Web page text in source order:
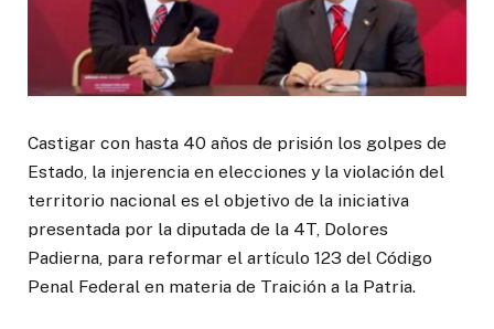
Castigar con hasta 40 años de prisión los golpes de
Estado, la injerencia en elecciones y la violación del
territorio nacional es el objetivo de la iniciativa
presentada por la diputada de la 4T, Dolores
Padierna, para reformar el artículo 123 del Código
Penal Federal en materia de Traición a la Patria.